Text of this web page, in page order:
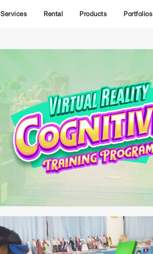
Services Rental Products Portfolios